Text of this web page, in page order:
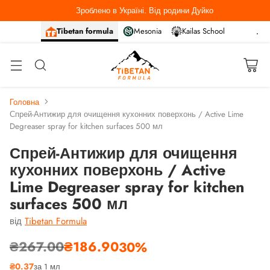
Tibetan formula Mesonia Kailas School
Зроблено в Україні. Від родини Дуйко
Головна
Спрей-Антижир для очищення кухонних поверхонь / Active Lime
Degreaser spray for kitchen surfaces 500 мл
Спрей-Антижир для очищення
кухонних поверхонь / Active
Lime Degreaser spray for kitchen
surfaces 500 мл
від Tibetan Formula
Звичайна
₴267.00₴186.9030%
₴0.37за 1 мл